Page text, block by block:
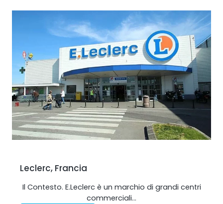
Leclerc, Francia
Il Contesto. E.Leclerc è un marchio di grandi centri
commerciali…